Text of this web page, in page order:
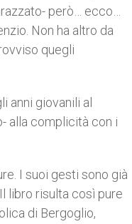
però… ecco…
Non ha altro da
quegli
anni giovanili al
alla complicità con i
I suoi gesti sono già
libro risulta così pure
di Bergoglio,